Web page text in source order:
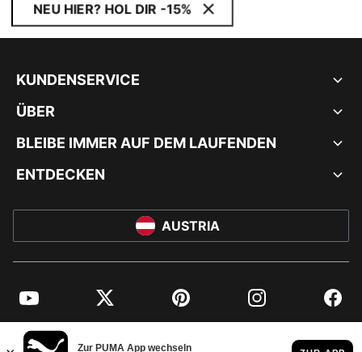
NEU HIER? HOL DIR -15%
KUNDENSERVICE
ÜBER
BLEIBE IMMER AUF DEM LAUFENDEN
ENTDECKEN
AUSTRIA
YouTube Twitter Pinterest Instagram
© PUMA EUROPE GMBH, 2026. ALLE RECHTE VORBEHALTEN